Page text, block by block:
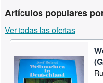
Libros antiguos
Arte y coleccionismo
Vendedores
Comenzar a vender
Artículos populares
Ver todas las ofertas